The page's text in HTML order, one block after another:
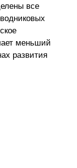
все
меньший
развития